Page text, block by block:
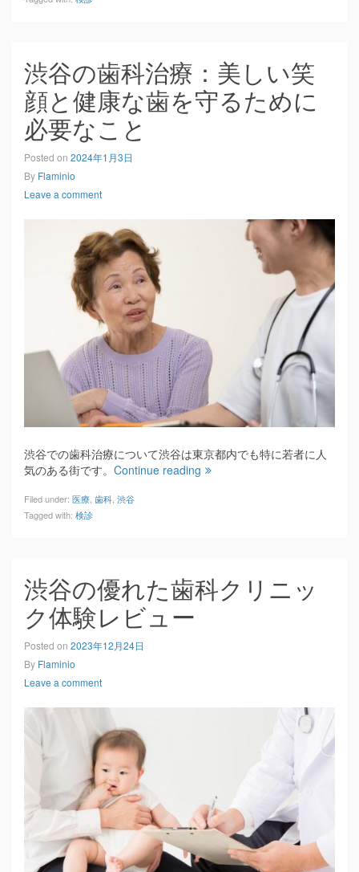
渋谷の歯科治療：美しい笑
顔と健康な歯を守るために
必要なこと
Posted on 2024年1月3日
By Flaminio
Leave a comment
渋谷での歯科治療について渋谷は東京都内でも特に若者に人
気のある街です。 Continue reading
Filed under: 医療 歯科 渋谷
Tagged with: 検診
渋谷の優れた歯科クリニッ
ク体験レビュー
Posted on 2023年12月24日
By Flaminio
Leave a comment